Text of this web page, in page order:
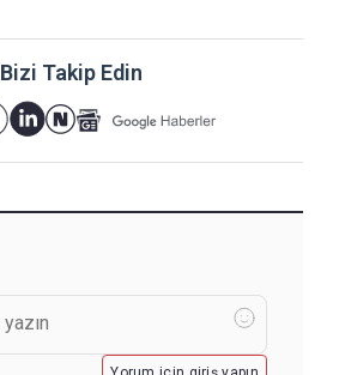
Bizi Takip Edin